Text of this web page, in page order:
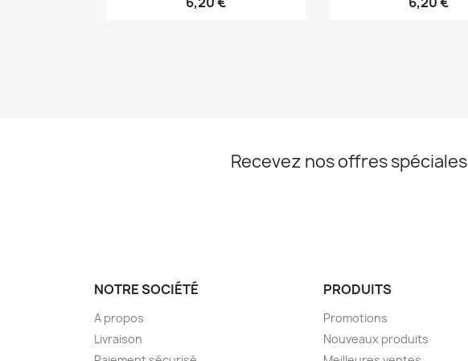
Recevez nos offres spéciales
NOTRE SOCIÉTÉ
A propos
Livraison
PRODUITS
Promotions
Nouveaux produits